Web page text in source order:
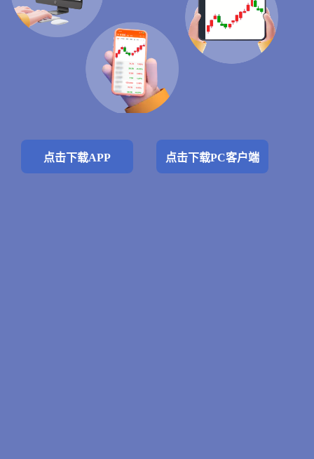
点击下载APP 点击下载PC客户端